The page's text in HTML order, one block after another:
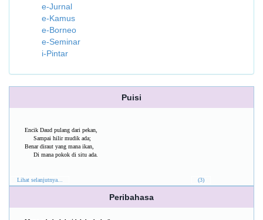
e-Jurnal
e-Kamus
e-Borneo
e-Seminar
i-Pintar
Puisi
Encik Daud pulang dari pekan,
Sampai hilir mudik ada;
Benar diraut yang mana ikan,
Di mana pokok di situ ada.
Lihat selanjutnya... (3)
Peribahasa